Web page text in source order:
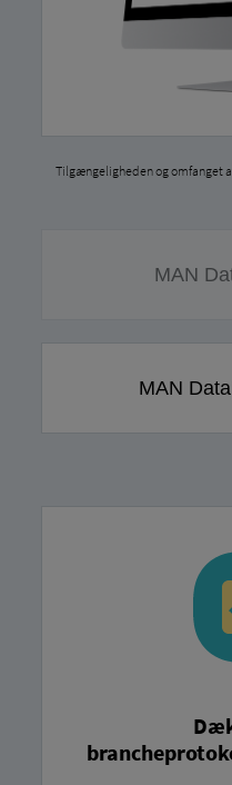
Tilgængeligheden og omfanget
MAN
MAN